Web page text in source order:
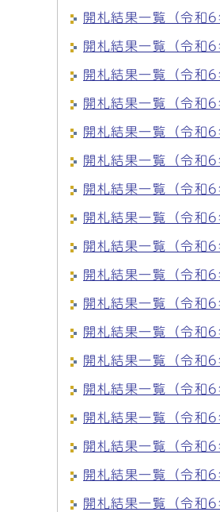
開札結果一覧（令和
開札結果一覧（令和
開札結果一覧（令和
開札結果一覧（令和
開札結果一覧（令和
開札結果一覧（令和
開札結果一覧（令和
開札結果一覧（令和
開札結果一覧（令和
開札結果一覧（令和
開札結果一覧（令和
開札結果一覧（令和
開札結果一覧（令和
開札結果一覧（令和
開札結果一覧（令和
開札結果一覧（令和
開札結果一覧（令和
開札結果一覧（令和